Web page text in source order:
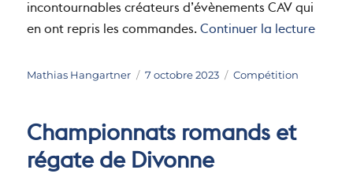
incontournables créateurs d’évènements CAV qui
en ont repris les commandes.Continuer la lecturede «
Auteur
Mathias Hangartner
Publié
7 octobre 2023 Catégories
Compétition
Championnats romands et
régate de Divonne